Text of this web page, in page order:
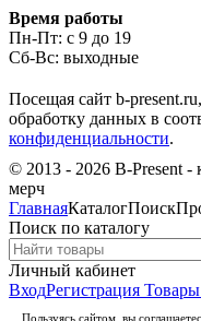
Время работы
Пн-Пт: с 9 до 19
Сб-Вс: выходные
Посещая сайт b-
обработку данных в
конфиденциальности.
© 2013 - 2026 B-Present -
мерч
ГлавнаяКаталогПоиск
Поиск по каталогу
Личный кабинет
ВходРегистрация
Пользуясь сайтом, вы